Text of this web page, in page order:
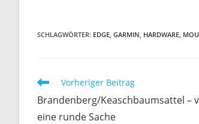
SCHLAGWÖRTER: EDGE GARMIN HARDWARE
Weitere
ansehen
Vorheriger Beitrag
Brandenberg/Keaschbaumsattel –
eine runde Sache